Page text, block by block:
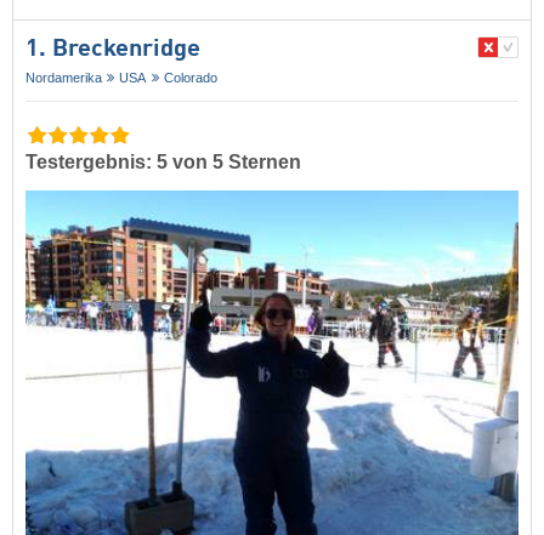
1. Breckenridge
Nordamerika USA Colorado
Testergebnis: 5 von 5 Sternen